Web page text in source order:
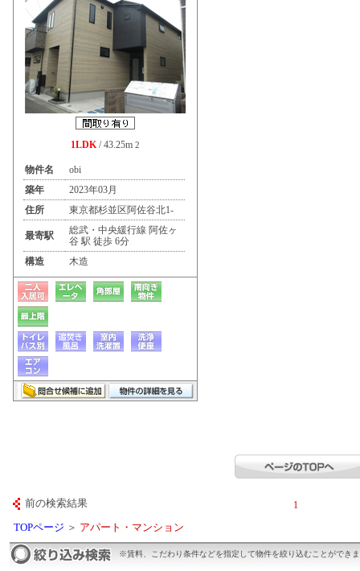
1LDK/ 43.25m 2
物件名
obi
築年
2023年03月
住所
東京都杉並区阿佐谷北1-
最寄駅
総武・中央緩行線 阿佐ヶ
谷 駅 徒歩 6分
構造
木造
前の検索結果 1
TOPページ ＞ アパート・マンション
※賃料、こだわり条件などを指定して物件を絞り込むことができ